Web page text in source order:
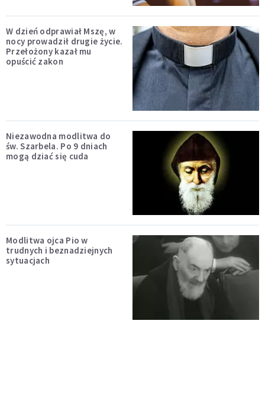
W dzień odprawiał Mszę, w
nocy prowadził drugie życie.
Przełożony kazał mu
opuścić zakon
Niezawodna modlitwa do
św. Szarbela. Po 9 dniach
mogą dziać się cuda
Modlitwa ojca Pio w
trudnych i beznadziejnych
sytuacjach